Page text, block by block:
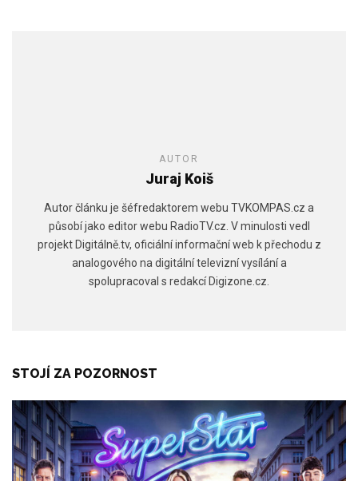
AUTOR
Juraj Koiš
Autor článku je šéfredaktorem webu TVKOMPAS.cz a
působí jako editor webu RadioTV.cz. V minulosti vedl
projekt Digitálně.tv, oficiální informační web k přechodu z
analogového na digitální televizní vysílání a
spolupracoval s redakcí Digizone.cz.
STOJÍ ZA POZORNOST